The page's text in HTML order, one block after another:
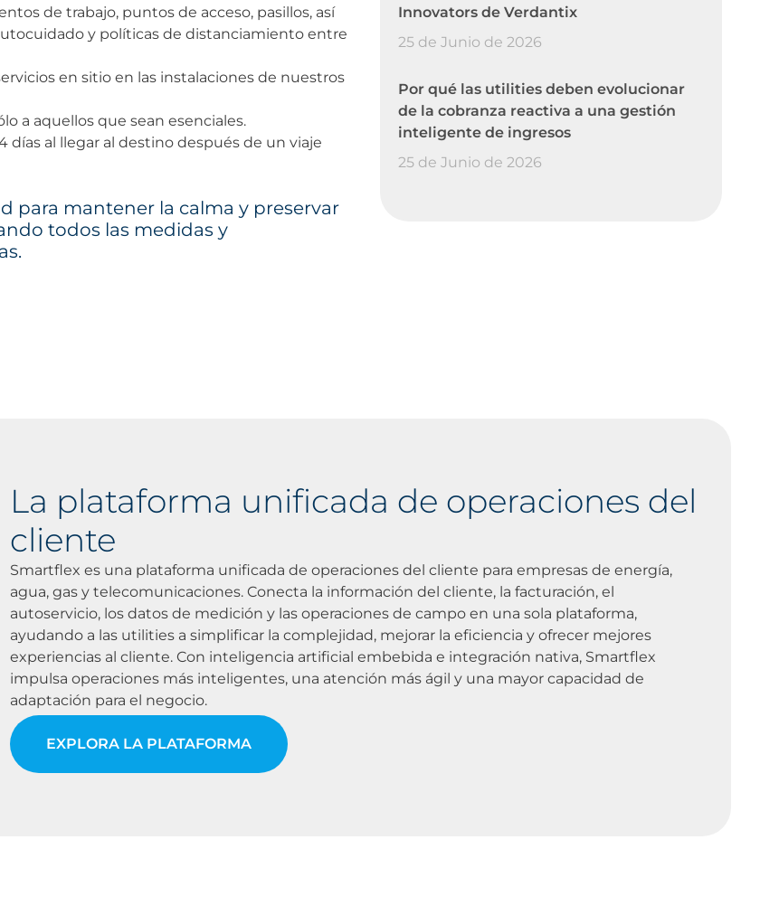
de trabajo, puntos de acceso, pasillos, así
y políticas de distanciamiento entre
en sitio en las instalaciones de nuestros
a aquellos que sean esenciales.
al llegar al destino después de un viaje
para mantener la calma y preservar
todos las medidas y
Innovators de Verdantix
25 de Junio de 2026
Por qué las utilities deben evolucionar
de la cobranza reactiva a una gestión
inteligente de ingresos
25 de Junio de 2026
La plataforma unificada de operaciones del
cliente
Smartflex es una plataforma unificada de operaciones del cliente para empresas de energía,
agua, gas y telecomunicaciones. Conecta la información del cliente, la facturación, el
autoservicio, los datos de medición y las operaciones de campo en una sola plataforma,
ayudando a las utilities a simplificar la complejidad, mejorar la eficiencia y ofrecer mejores
experiencias al cliente. Con inteligencia artificial embebida e integración nativa, Smartflex
impulsa operaciones más inteligentes, una atención más ágil y una mayor capacidad de
adaptación para el negocio.
EXPLORA LA PLATAFORMA